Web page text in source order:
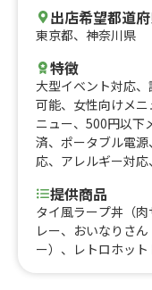
出店希望都道
東京都、 神奈川県
特徴
大型イベント対応、
可能、 女性向けメニ
ニュー、 500円以下
済、 ポータブル電源、
応、 アレルギー対応、
提供商品
タイ風ラープ丼（
レー、おいなりさ
ー）、レトロホッ